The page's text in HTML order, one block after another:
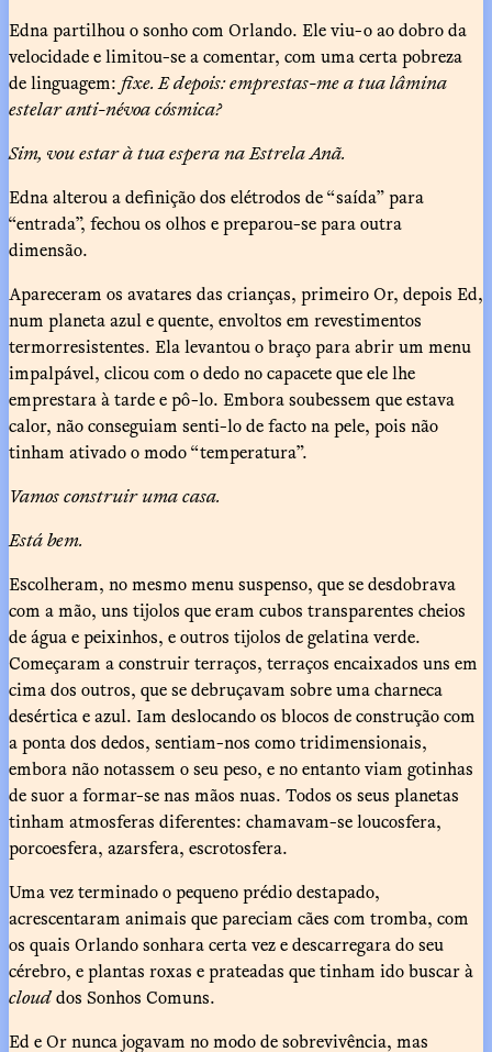
Edna partilhou o sonho com Orlando. Ele viu-o ao dobro da
velocidade e limitou-se a comentar, com uma certa pobreza
de linguagem: fixe. E depois: emprestas-me a tua lâmina
estelar anti-névoa cósmica?
Sim, vou estar à tua espera na Estrela Anã.
Edna alterou a definição dos elétrodos de “saída” para
“entrada”, fechou os olhos e preparou-se para outra
dimensão.
Apareceram os avatares das crianças, primeiro Or, depois Ed,
num planeta azul e quente, envoltos em revestimentos
termorresistentes. Ela levantou o braço para abrir um menu
impalpável, clicou com o dedo no capacete que ele lhe
emprestara à tarde e pô-lo. Embora soubessem que estava
calor, não conseguiam senti-lo de facto na pele, pois não
tinham ativado o modo “temperatura”.
Vamos construir uma casa.
Está bem.
Escolheram, no mesmo menu suspenso, que se desdobrava
com a mão, uns tijolos que eram cubos transparentes cheios
de água e peixinhos, e outros tijolos de gelatina verde.
Começaram a construir terraços, terraços encaixados uns em
cima dos outros, que se debruçavam sobre uma charneca
desértica e azul. Iam deslocando os blocos de construção com
a ponta dos dedos, sentiam-nos como tridimensionais,
embora não notassem o seu peso, e no entanto viam gotinhas
de suor a formar-se nas mãos nuas. Todos os seus planetas
tinham atmosferas diferentes: chamavam-se loucosfera,
porcoesfera, azarsfera, escrotosfera.
Uma vez terminado o pequeno prédio destapado,
acrescentaram animais que pareciam cães com tromba, com
os quais Orlando sonhara certa vez e descarregara do seu
cérebro, e plantas roxas e prateadas que tinham ido buscar à
clouddos Sonhos Comuns.
Ed e Or nunca jogavam no modo de sobrevivência, mas